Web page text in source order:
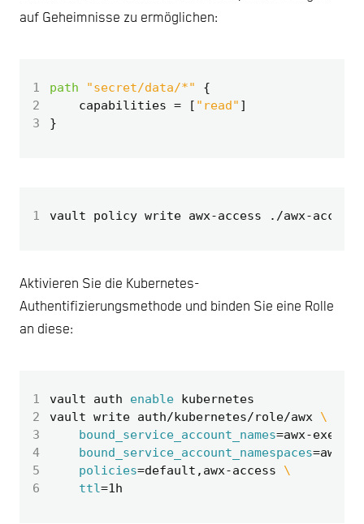
auf Geheimnisse zu ermöglichen:
1 path "secret/data/*"
2
    capabilities
= [ "read" ]
3
1
Aktivieren Sie die Kubernetes-
Authentifizierungsmethode und binden Sie eine Rolle
an diese:
1 vault auth enable
2
vault write auth/kubernetes/role/awx
3
bound_service_account_names=awx-
4
bound_service_account_namespaces=awx
5
policies=default,awx-access
6
ttl=